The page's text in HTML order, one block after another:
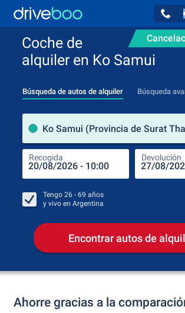
Coche de
alquiler en Ko Samui
Búsqueda de autos de alquiler Búsqueda
Recogida Devolución
Tengo 26 - 69 años
y vivo en Argentina
Encontrar autos de
Ahorre gracias a la